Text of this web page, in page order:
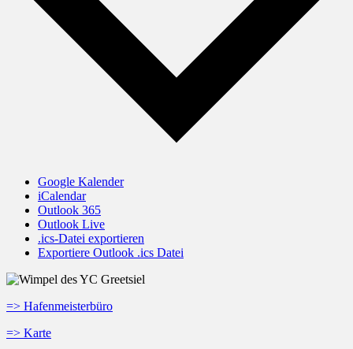
Google Kalender
iCalendar
Outlook 365
Outlook Live
.ics-Datei exportieren
Exportiere Outlook .ics Datei
=> Hafenmeisterbüro
=> Karte